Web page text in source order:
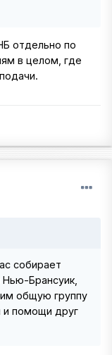
отдельно по
в целом, где
собирает
Брансуик,
общую группу
и помощи друг